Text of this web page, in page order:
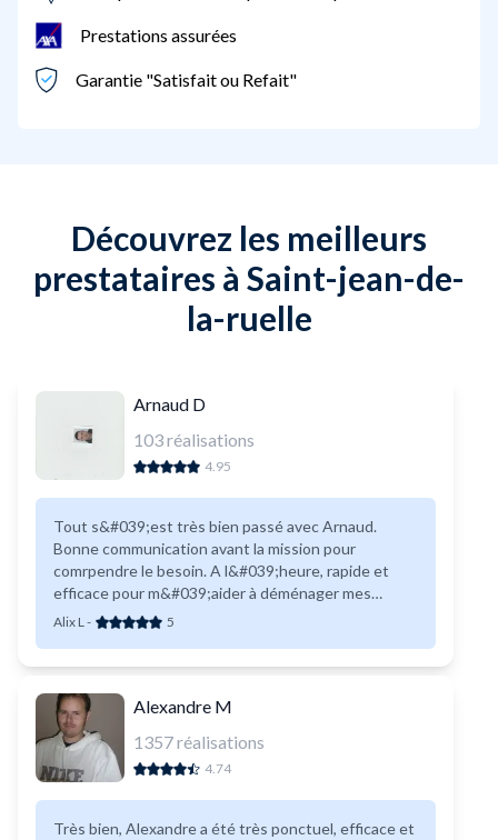
Prestations assurées
Garantie "Satisfait ou Refait"
Découvrez les meilleurs
prestataires à Saint-jean-de-
la-ruelle
Arnaud D
103réalisations
4.95
Tout s&#039;est très bien passé avec Arnaud.
Bonne communication avant la mission pour
comrpendre le besoin. A l&#039;heure, rapide et
efficace pour m&#039;aider à déménager mes
meubles. Encore merci !
Alix L- 5
Alexandre M
1357réalisations
4.74
Très bien, Alexandre a été très ponctuel, efficace et